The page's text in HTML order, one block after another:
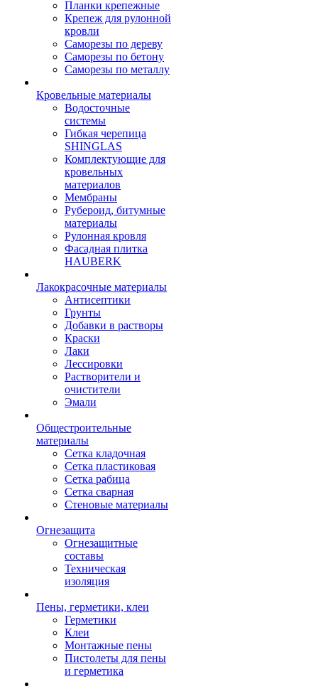
Планки крепежные
Крепеж для рулонной
кровли
Саморезы по дереву
Саморезы по бетону
Саморезы по металлу
Кровельные материалы
Водосточные
системы
Гибкая черепица
SHINGLAS
Комплектующие для
кровельных
материалов
Мембраны
Рубероид, битумные
материалы
Рулонная кровля
Фасадная плитка
HAUBERK
Лакокрасочные материалы
Антисептики
Грунты
Добавки в растворы
Краски
Лаки
Лессировки
Растворители и
очистители
Эмали
Общестроительные
материалы
Сетка кладочная
Сетка пластиковая
Сетка рабица
Сетка сварная
Стеновые материалы
Огнезащита
Огнезащитные
составы
Техническая
изоляция
Пены, герметики, клеи
Герметики
Клеи
Монтажные пены
Пистолеты для пены
и герметика